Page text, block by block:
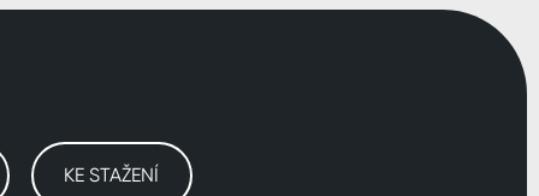
KE STAŽENÍ